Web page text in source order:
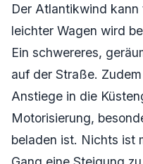
Der Atlantikwind kann
leichter Wagen wird
Ein schwereres,
auf der Straße.
Anstiege in die
Motorisierung,
beladen ist. Nichts ist